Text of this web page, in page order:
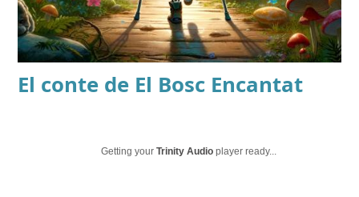
El conte de El Bosc Encantat
Getting yourTrinity Audio player ready...